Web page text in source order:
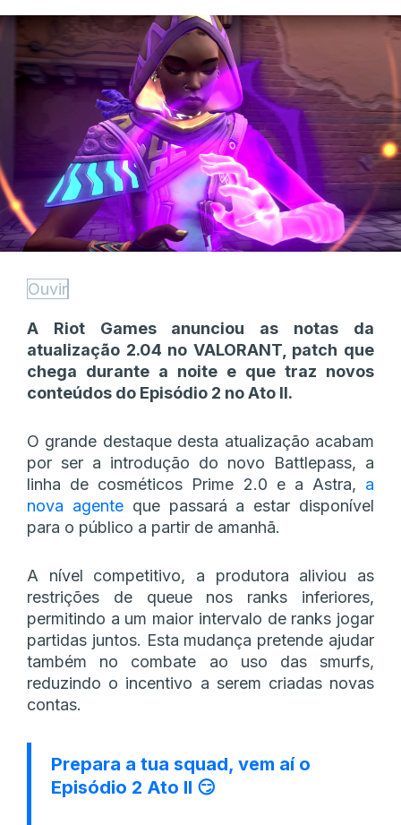
Ouvir
A Riot Games anunciou as notas da
atualização 2.04 no VALORANT, patch que
chega durante a noite e que traz novos
conteúdos do Episódio 2 no Ato II.
O grande destaque desta atualização acabam
por ser a introdução do novo Battlepass, a
linha de cosméticos Prime 2.0 e a Astra, a
nova agenteque passará a estar disponível
para o público a partir de amanhã.
A nível competitivo, a produtora aliviou as
restrições de queue nos ranks inferiores,
permitindo a um maior intervalo de ranks jogar
partidas juntos. Esta mudança pretende ajudar
também no combate ao uso das smurfs,
reduzindo o incentivo a serem criadas novas
contas.
Prepara a tua squad, vem aí o
Episódio 2 Ato II 😏